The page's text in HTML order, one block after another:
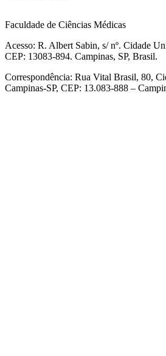
Faculdade de Ciências Médicas
Acesso: R. Albert Sabin, s/ nº. Cidade
CEP: 13083-894. Campinas, SP, Brasil.
Correspondência: Rua Vital Brasil, 80,
Campinas-SP, CEP: 13.083-888 –